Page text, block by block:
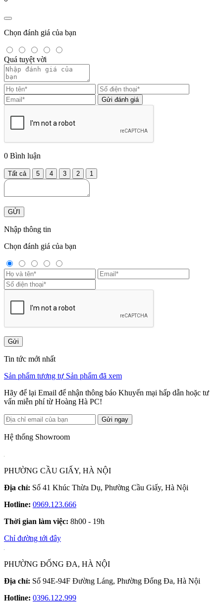
Chọn đánh giá của bạn
Quá tuyệt vời
Gửi đánh giá
0 Bình luận
Tất cả 5 4 3 2 1
GỬI
Nhập thông tin
Chọn đánh giá của bạn
Gửi
Tin tức mới nhất
Sản phẩm tương tự Sản phẩm đã xem
Hãy để lại Email để nhận thông báo Khuyến mại hấp dẫn hoặc tư
vấn miễn phí từ Hoàng Hà PC!
Gửi ngay
Hệ thống Showroom
PHƯỜNG CẦU GIẤY, HÀ NỘI
Địa chỉ: Số 41 Khúc Thừa Dụ, Phường Cầu Giấy, Hà Nội
Hotline: 0969.123.666
Thời gian làm việc: 8h00 - 19h
Chỉ đường tới đây
PHƯỜNG ĐỐNG ĐA, HÀ NỘI
Địa chỉ: Số 94E-94F Đường Láng, Phường Đống Đa, Hà Nội
Hotline: 0396.122.999